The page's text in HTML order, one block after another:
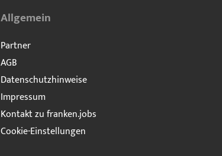
Allgemein
Partner
AGB
Datenschutzhinweise
Impressum
Kontakt zu franken.jobs
Cookie-Einstellungen